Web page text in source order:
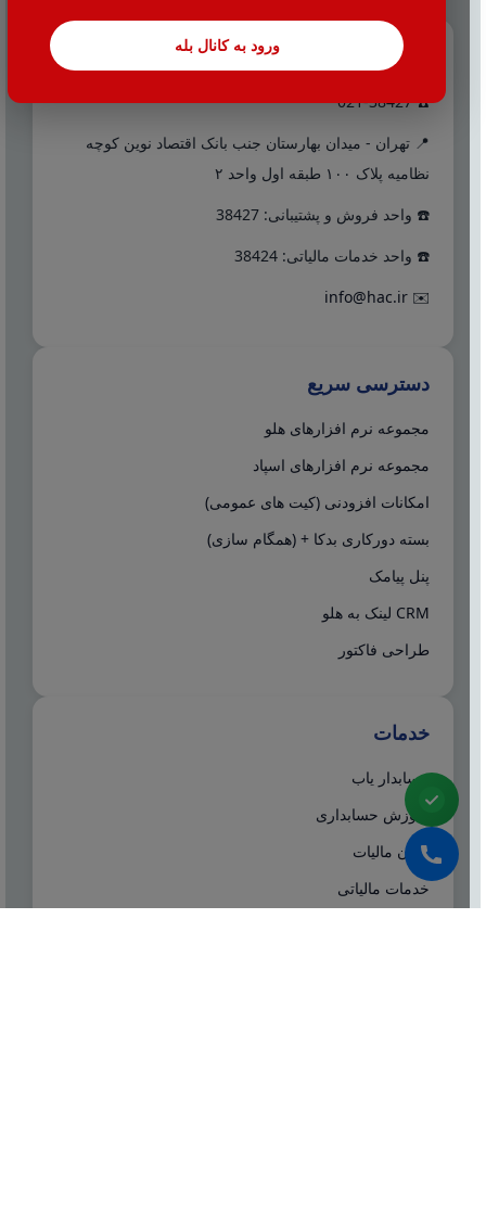
ورود به کانال بله تماس با ما
☎️ 021-38427
📍 تهران - میدان بهارستان جنب بانک اقتصاد نوین کوچه
نظامیه پلاک ۱۰۰ طبقه اول واحد ۲
☎️ واحد فروش و پشتیبانی: 38427
☎️ واحد خدمات مالیاتی: 38424
✉️
info@hac.ir
دسترسی سریع
مجموعه نرم افزارهای هلو
مجموعه نرم افزارهای اسپاد
امکانات افزودنی (کیت های عمومی)
بسته دورکاری بدکا + (همگام سازی)
پنل پیامک
CRM لینک به هلو
طراحی فاکتور
خدمات
حسابدار یاب
آموزش حسابداری
ایران مالیات
خدمات مالیاتی